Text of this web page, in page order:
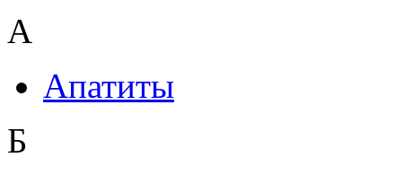
А
Апатиты
Б